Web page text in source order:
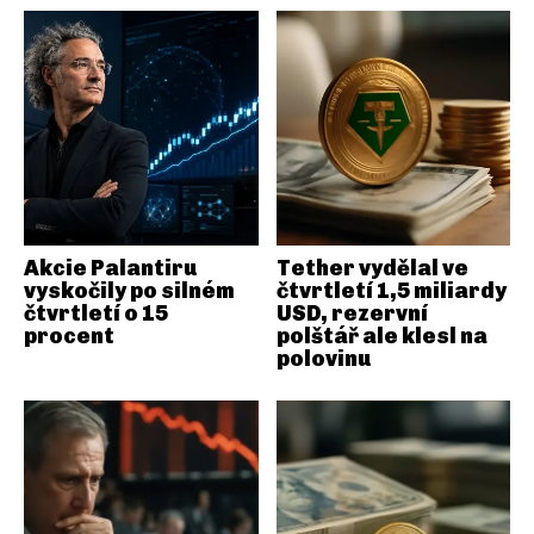
Akcie Palantiru
vyskočily po silném
čtvrtletí o 15
procent
Tether vydělal ve
čtvrtletí 1,5 miliardy
USD, rezervní
polštář ale klesl na
polovinu